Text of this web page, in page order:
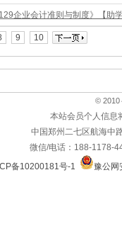
企业会计准则与制度》【助
9 10
© 2010
本站会员个人信息
中国郑州二七区航海中
微信/电话：188-1178-
备10200181号-1 豫公网